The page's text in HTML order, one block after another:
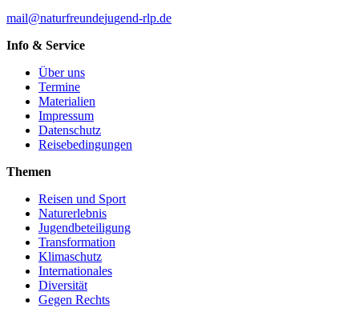
mail@naturfreundejugend-rlp.de
Info & Service
Über uns
Termine
Materialien
Impressum
Datenschutz
Reisebedingungen
Themen
Reisen und Sport
Naturerlebnis
Jugendbeteiligung
Transformation
Klimaschutz
Internationales
Diversität
Gegen Rechts